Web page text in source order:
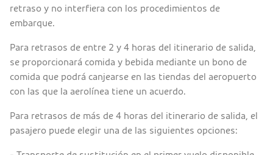
retraso y no interfiera con los procedimientos de
embarque.
Para retrasos de entre 2 y 4 horas del itinerario de salida,
se proporcionará comida y bebida mediante un bono de
comida que podrá canjearse en las tiendas del aeropuerto
con las que la aerolínea tiene un acuerdo.
Para retrasos de más de 4 horas del itinerario de salida, el
pasajero puede elegir una de las siguientes opciones: